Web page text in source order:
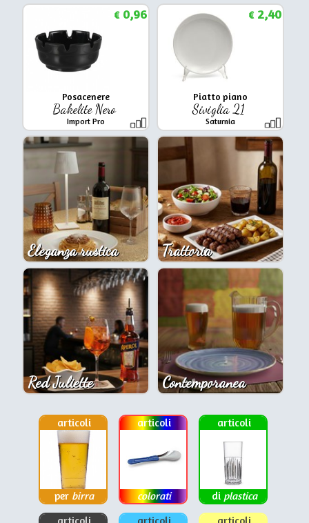
Posacenere
Bakelite Nero
Import Pro
€0,96
Piatto piano
Siviglia 21
Saturnia
€2,40
Eleganza rustica Trattoria
Red Juliette Contemporanea
articoli
per birra
articoli
colorati
articoli
di plastica